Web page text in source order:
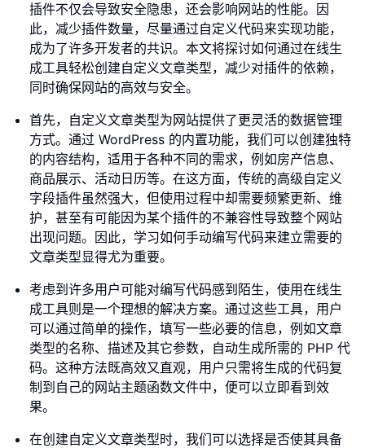
插件不仅会导致安全隐患，还会影响网站的性能。因
此，减少插件数量，尽量通过自定义代码来实现功能，
成为了许多开发者的共识。本文将探讨如何通过在线生
成工具轻松创建自定义文章类型，减少对插件的依赖，
同时确保网站的高效与安全。
首先，自定义文章类型为网站提供了更灵活的数据管理
方式。通过 WordPress 的内置功能，我们可以创建独特
的内容结构，适用于各种不同的需求，例如房产信息、
商品展示、活动日历等。在这方面，传统的高级自定义
字段插件虽然强大，但使用过程中却需要频繁更新、维
护，甚至有可能因为某个插件的不兼容性导致整个网站
出现问题。因此，学习如何手动编写代码来建立需要的
文章类型显得尤为重要。
考虑到许多用户可能对编写代码感到陌生，使用在线生
成工具则是一个理想的解决方案。通过这些工具，用户
可以通过简单的操作，填写一些必要的信息，例如文章
类型的名称、描述及其它参数，自动生成所需的 PHP 代
码。这种方法既高效又直观，用户只需将生成的代码复
制到自己的网站主题函数文件中，便可以立即看到效
果。
在创建自定义文章类型时，我们可以选择是否使其具备